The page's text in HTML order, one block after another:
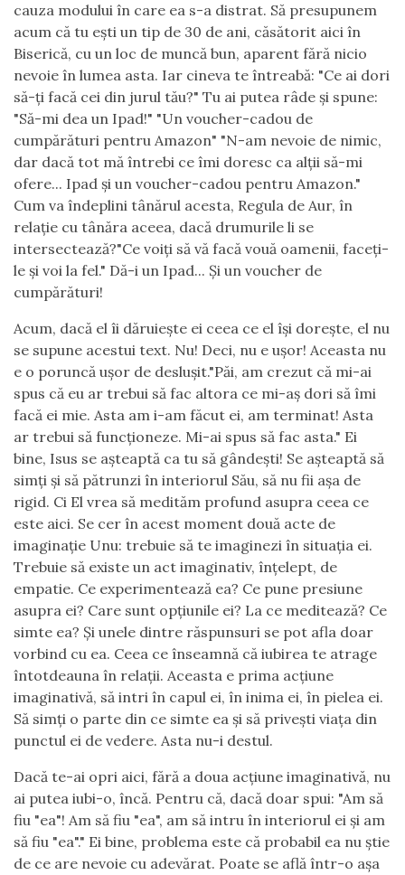
cauza modului în care ea s-a distrat. Să presupunem
acum că tu ești un tip de 30 de ani, căsătorit aici în
Biserică, cu un loc de muncă bun, aparent fără nicio
nevoie în lumea asta. Iar cineva te întreabă: "Ce ai dori
să-ți facă cei din jurul tău?" Tu ai putea râde și spune:
"Să-mi dea un Ipad!" "Un voucher-cadou de
cumpărături pentru Amazon" "N-am nevoie de nimic,
dar dacă tot mă întrebi ce îmi doresc ca alții să-mi
ofere... Ipad și un voucher-cadou pentru Amazon."
Cum va îndeplini tânărul acesta, Regula de Aur, în
relație cu tânăra aceea, dacă drumurile li se
intersectează?"Ce voiți să vă facă vouă oamenii, faceți-
le și voi la fel." Dă-i un Ipad... Și un voucher de
cumpărături!
Acum, dacă el îi dăruiește ei ceea ce el își dorește, el nu
se supune acestui text. Nu! Deci, nu e ușor! Aceasta nu
e o poruncă ușor de deslușit."Păi, am crezut că mi-ai
spus că eu ar trebui să fac altora ce mi-aș dori să îmi
facă ei mie. Asta am i-am făcut ei, am terminat! Asta
ar trebui să funcționeze. Mi-ai spus să fac asta." Ei
bine, Isus se așteaptă ca tu să gândești! Se așteaptă să
simți și să pătrunzi în interiorul Său, să nu fii așa de
rigid. Ci El vrea să medităm profund asupra ceea ce
este aici. Se cer în acest moment două acte de
imaginație Unu: trebuie să te imaginezi în situația ei.
Trebuie să existe un act imaginativ, înțelept, de
empatie. Ce experimentează ea? Ce pune presiune
asupra ei? Care sunt opțiunile ei? La ce meditează? Ce
simte ea? Și unele dintre răspunsuri se pot afla doar
vorbind cu ea. Ceea ce înseamnă că iubirea te atrage
întotdeauna în relații. Aceasta e prima acțiune
imaginativă, să intri în capul ei, în inima ei, în pielea ei.
Să simți o parte din ce simte ea și să privești viața din
punctul ei de vedere. Asta nu-i destul.
Dacă te-ai opri aici, fără a doua acțiune imaginativă, nu
ai putea iubi-o, încă. Pentru că, dacă doar spui: "Am să
fiu "ea"! Am să fiu "ea", am să intru în interiorul ei și am
să fiu "ea"." Ei bine, problema este că probabil ea nu știe
de ce are nevoie cu adevărat. Poate se află într-o așa